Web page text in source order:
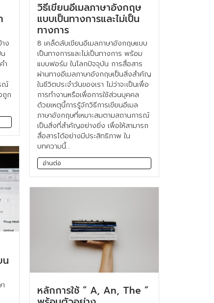
ง
ำ
ณ์
ถูก
วิธีเขียนอีเมลภาษาอังกฤษ
แบบเป็นทางการและไม่เป็น
ทางการ
8 เคล็ดลับเขียนอีเมลภาษาอังกฤษแบบ
เป็นทางการและไม่เป็นทางการ พร้อม
แบบฟอร์ม ในโลกปัจจุบัน การสื่อสาร
ผ่านทางอีเมลภาษาอังกฤษเป็นสิ่งสำคัญ
ในชีวิตประจำวันของเรา ไม่ว่าจะเป็นเพื่อ
การทำงานหรือเพื่อการใช้ส่วนบุคคล
ด้วยเหตุนี้การรู้จักวิธีการเขียนอีเมล
ภาษาอังกฤษที่เหมาะสมตามสถานการณ์
เป็นสิ่งที่สำคัญอย่างยิ่ง เพื่อให้สามารถ
สื่อสารได้อย่างมีประสิทธิภาพ ใน
บทความนี้...
อ่านต่อ
น
หลักการใช้ ” A, An, The ”